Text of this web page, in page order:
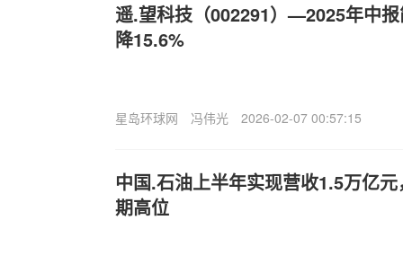
遥.望科技（002291）—2025年中
降15.6%
星岛环球网 冯伟光 2026-02-07 00:57:15
中国.石油上半年实现营收1.5万亿
期高位